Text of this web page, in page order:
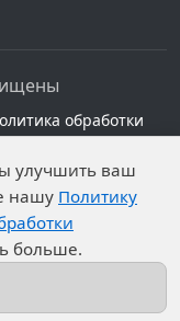
обработки
на сайте при
с ч.1
установлены
кругом лиц
данных.
улучшить ваш
нашу Политику
больше.